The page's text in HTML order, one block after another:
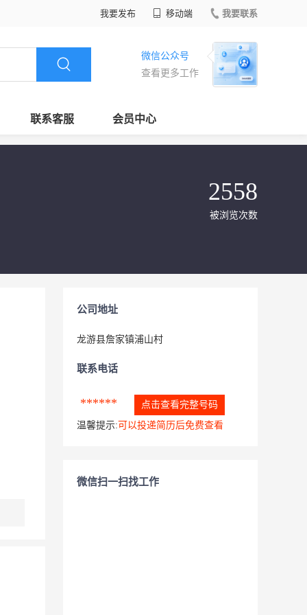
我要发布 移动端 我要联系
微信公众号
查看更多工作
联系客服 会员中心
2558
被浏览次数
公司地址
龙游县詹家镇浦山村
联系电话
******
点击查看完整号码
温馨提示: 可以投递简历后免费查看
微信扫一扫找工作